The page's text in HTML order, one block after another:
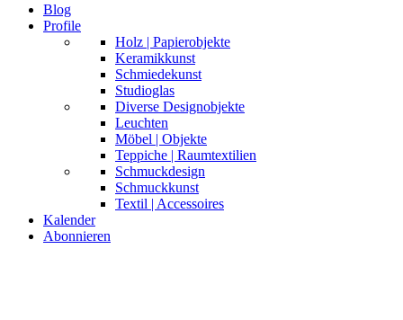
Blog
Profile
Holz | Papierobjekte
Keramikkunst
Schmiedekunst
Studioglas
Diverse Designobjekte
Leuchten
Möbel | Objekte
Teppiche | Raumtextilien
Schmuckdesign
Schmuckkunst
Textil | Accessoires
Kalender
Abonnieren